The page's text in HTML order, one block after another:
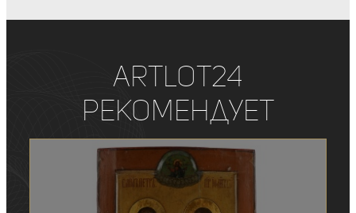
ArtLot24
рекомендует